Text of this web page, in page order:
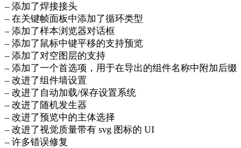
– 添加了焊接接头
– 在关键帧面板中添加了循环类型
– 添加了样本浏览器对话框
– 添加了鼠标中键平移的支持预览
– 添加了对空图层的支持
– 添加了一个首选项，用于在导出的组件名称中附加后缀
– 改进了组件墙设置
– 改进了自动加载/保存设置系统
– 改进了随机发生器
– 改进了预览中的主体选择
– 改进了视觉质量带有 svg 图标的 UI
– 许多错误修复